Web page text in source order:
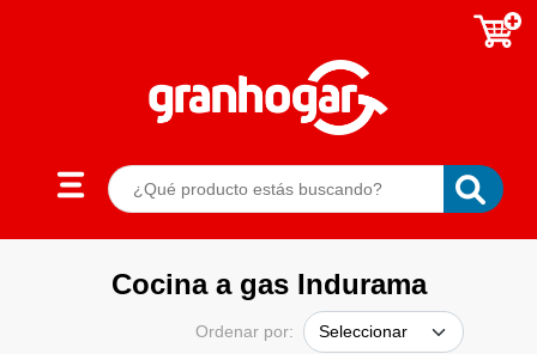
Cocina a gas Indurama
Ordenar por: